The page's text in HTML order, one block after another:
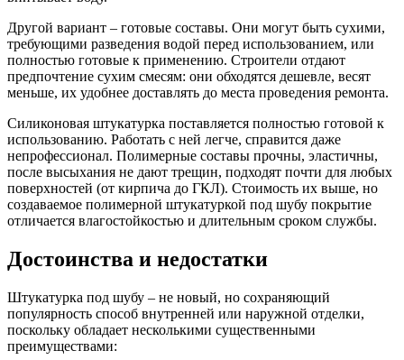
Другой вариант – готовые составы. Они могут быть сухими,
требующими разведения водой перед использованием, или
полностью готовые к применению. Строители отдают
предпочтение сухим смесям: они обходятся дешевле, весят
меньше, их удобнее доставлять до места проведения ремонта.
Силиконовая штукатурка поставляется полностью готовой к
использованию. Работать с ней легче, справится даже
непрофессионал. Полимерные составы прочны, эластичны,
после высыхания не дают трещин, подходят почти для любых
поверхностей (от кирпича до ГКЛ). Стоимость их выше, но
создаваемое полимерной штукатуркой под шубу покрытие
отличается влагостойкостью и длительным сроком службы.
Достоинства и недостатки
Штукатурка под шубу – не новый, но сохраняющий
популярность способ внутренней или наружной отделки,
поскольку обладает несколькими существенными
преимуществами: